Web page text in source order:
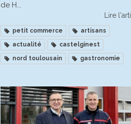
de H...
Lire
petit commerce
artisans
actualité
castelginest
nord toulousain
gastronomie